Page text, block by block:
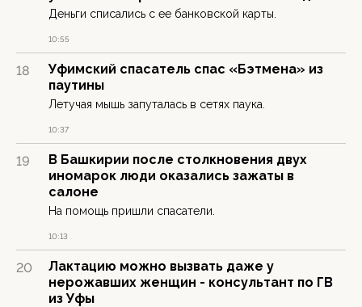
Деньги списались с ее банковской карты.
10:55
18
Уфимский спасатель спас «Бэтмена» из
паутины
Летучая мышь запуталась в сетях паука.
10:37
19
В Башкирии после столкновения двух
иномарок люди оказались зажаты в
салоне
На помощь пришли спасатели.
10:13
20
Лактацию можно вызвать даже у
нерожавших женщин - консультант по ГВ
из Уфы